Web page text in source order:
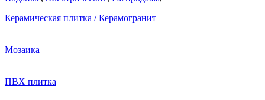
Керамическая плитка / Керамогранит
Мозаика
ПВХ плитка